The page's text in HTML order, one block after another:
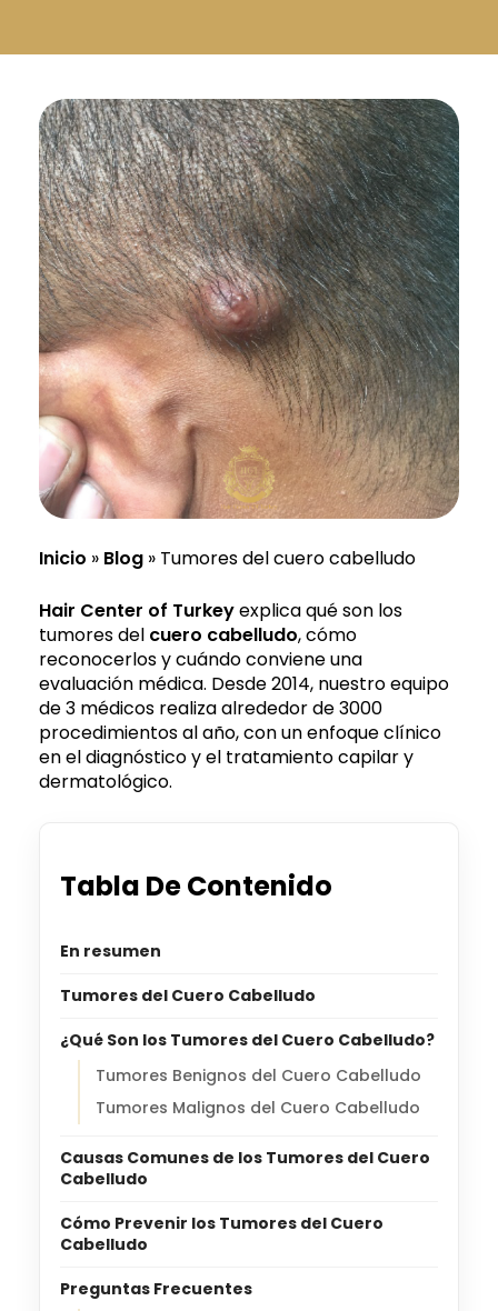
Svenska
Inicio » Blog » Tumores del cuero cabelludo
Hair Center of Turkeyexplica qué son los
tumores del cuero cabelludo, cómo
reconocerlos y cuándo conviene una
evaluación médica. Desde 2014, nuestro equipo
de 3 médicos realiza alrededor de 3000
procedimientos al año, con un enfoque clínico
en el diagnóstico y el tratamiento capilar y
dermatológico.
Tabla De Contenido
En resumen
Tumores del Cuero Cabelludo
¿Qué Son los Tumores del Cuero Cabelludo?
Tumores Benignos del Cuero Cabelludo
Tumores Malignos del Cuero Cabelludo
Causas Comunes de los Tumores del Cuero
Cabelludo
Cómo Prevenir los Tumores del Cuero
Cabelludo
Preguntas Frecuentes